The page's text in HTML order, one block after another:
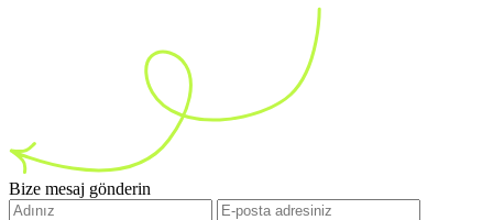
Bize mesaj gönderin